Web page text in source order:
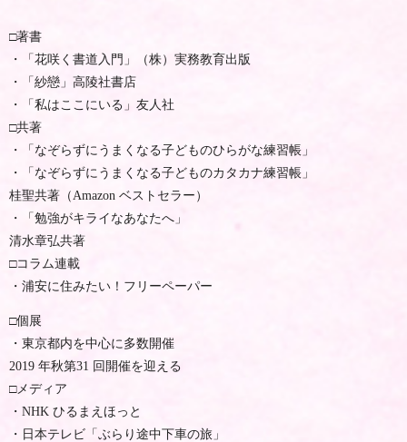
□著書
・「花咲く書道入門」（株）実務教育出版
・「紗戀」高陵社書店
・「私はここにいる」友人社
□共著
・「なぞらずにうまくなる子どものひらがな練習帳」
・「なぞらずにうまくなる子どものカタカナ練習帳」
桂聖共著（Amazon ベストセラー）
・「勉強がキライなあなたへ」
清水章弘共著
□コラム連載
・浦安に住みたい！フリーペーパー
□個展
・東京都内を中心に多数開催
2019 年秋第31 回開催を迎える
□メディア
・NHK ひるまえほっと
・日本テレビ「ぶらり途中下車の旅」